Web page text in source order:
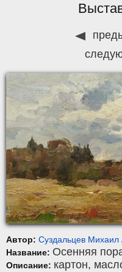
Автор: Суздальцев Михаил
Название: Осенняя
Описание: картон,